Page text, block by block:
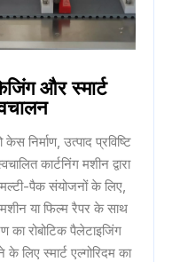
और स्मार्ट
निर्माण, उत्पाद प्रविष्टि
कार्टनिंग मशीन द्वारा
पैक संयोजनों के लिए,
या फिल्म रैपर के साथ
रोबोटिक पैलेटाइजिंग
लिए स्मार्ट एल्गोरिदम का